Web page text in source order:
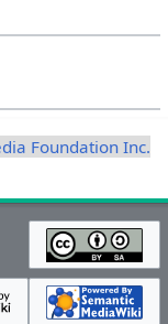
Foundation Inc.